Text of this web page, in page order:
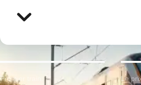
Premier train: Le